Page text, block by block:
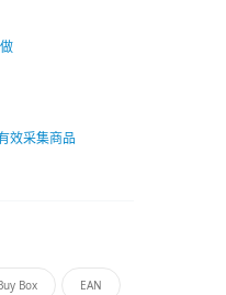
效采集商品
Box EAN